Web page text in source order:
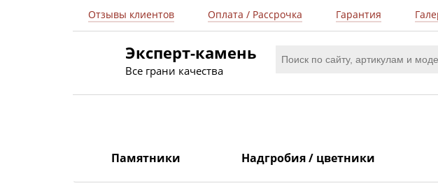
Отзывы клиентов Оплата / Рассрочка Гарантия
Эксперт-камень
Все грани качества
Памятники Надгробия / цветники